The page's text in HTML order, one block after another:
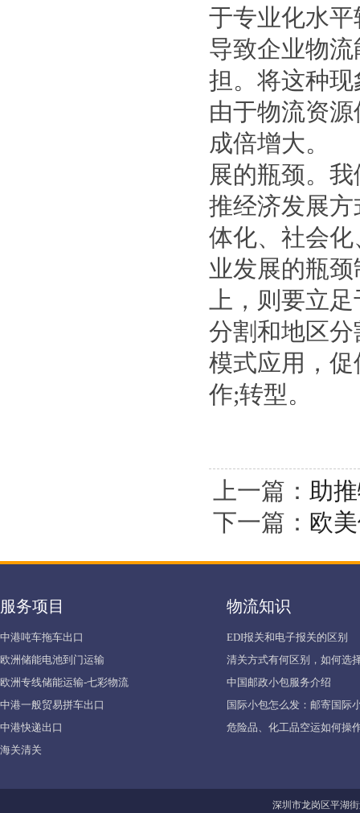
于专业化水
导致企业物
担。将这种
由于物流资
成倍增大。
展的瓶颈。
推经济发展
体化、社会
业发展的瓶
上，则要立
分割和地区
模式应用，
作;转型。
上一篇： 助
下一篇： 欧
服务项目
中港吨车拖车出口
欧洲储能电池到门运输
欧洲专线储能运输-七彩物流
中港一般贸易拼车出口
中港快递出口
海关清关
物流知识
EDI报关和电子报关的区别
清关方式有何区别，如何选
中国邮政小包服务介绍
国际小包怎么发：邮寄国际
危险品、化工品空运如何操
深圳市龙岗区平湖